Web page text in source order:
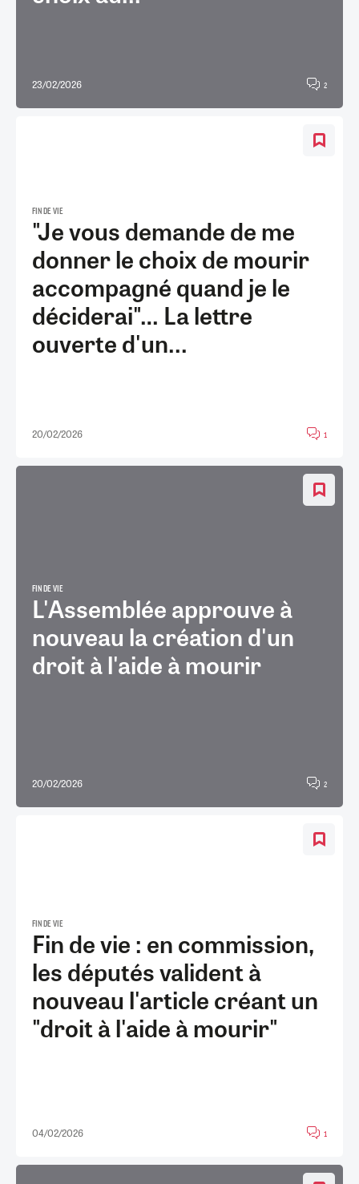
23/02/2026 2
FIN DE VIE
"Je vous demande de me
donner le choix de mourir
accompagné quand je le
déciderai"… La lettre
ouverte d'un...
20/02/2026 1
FIN DE VIE
L'Assemblée approuve à
nouveau la création d'un
droit à l'aide à mourir
20/02/2026 2
FIN DE VIE
Fin de vie : en commission,
les députés valident à
nouveau l'article créant un
"droit à l'aide à mourir"
04/02/2026 1